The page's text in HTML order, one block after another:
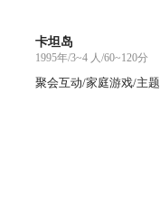
卡坦岛
1995年/3~4 人/60~120分
聚会互动/家庭游戏/主题